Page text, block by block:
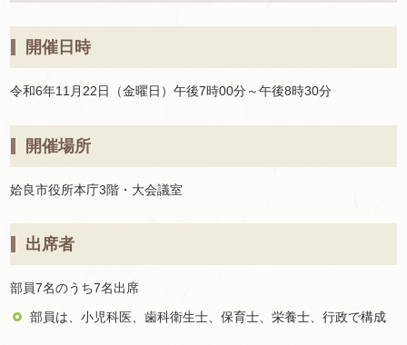
開催日時
令和6年11月22日（金曜日）午後7時00分～午後8時30分
開催場所
姶良市役所本庁3階・大会議室
出席者
部員7名のうち7名出席
部員は、小児科医、歯科衛生士、保育士、栄養士、行政で構成